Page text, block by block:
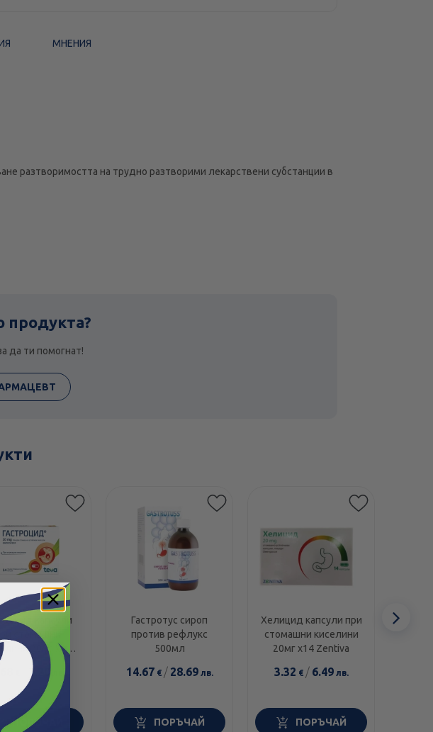
МНЕНИЯ
разтворимостта на трудно разтворими лекарствени субстанции в
продукта?
да ти помогнат!
капсули
при стомашни
20мг х14
Teva
7.20лв.
ПОРЪЧАЙ
Гастротус сироп
против рефлукс
500мл
14.67 € / 28.69лв.
ПОРЪЧАЙ
Хелицид капсули при
стомашни киселини
20мг х14 Zentiva
3.32 € / 6.49лв.
ПОРЪЧАЙ